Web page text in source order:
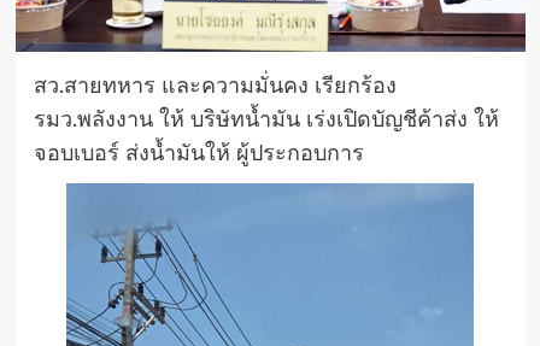
สว.สายทหาร และความมั่นคง เรียกร้อง
รมว.พลังงาน ให้ บริษัทน้ำมัน เร่งเปิดบัญชีค้าส่ง ให้
จอบเบอร์ ส่งน้ำมันให้ ผู้ประกอบการ